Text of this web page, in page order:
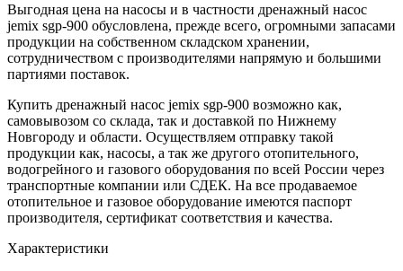
Выгодная цена на насосы и в частности дренажный насос
jemix sgp-900 обусловлена, прежде всего, огромными запасами
продукции на собственном складском хранении,
сотрудничеством с производителями напрямую и большими
партиями поставок.
Купить дренажный насос jemix sgp-900 возможно как,
самовывозом со склада, так и доставкой по Нижнему
Новгороду и области. Осуществляем отправку такой
продукции как, насосы, а так же другого отопительного,
водогрейного и газового оборудования по всей России через
транспортные компании или СДЕК. На все продаваемое
отопительное и газовое оборудование имеются паспорт
производителя, сертификат соответствия и качества.
Характеристики